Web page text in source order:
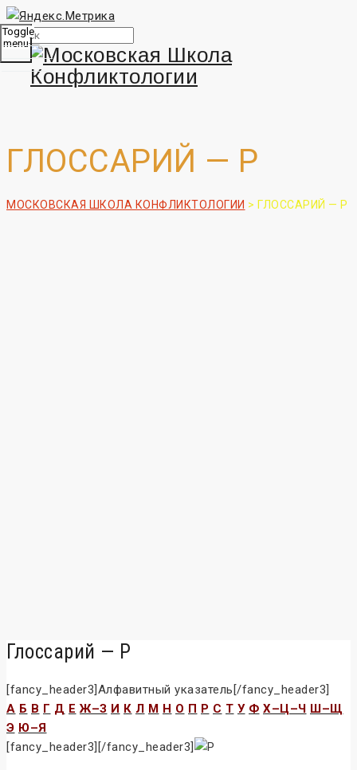
Toggle
menu
ГЛОССАРИЙ — Р
МОСКОВСКАЯ ШКОЛА КОНФЛИКТОЛОГИИ > ГЛОССАРИЙ — Р
Глоссарий — Р
[fancy_header3]Алфавитный указатель[/fancy_header3]
А Б В Г Д Е Ж–З И К Л М H О П Р C Т У Ф Х–Ц–Ч Ш–Щ
Э Ю–Я
[fancy_header3][/fancy_header3]